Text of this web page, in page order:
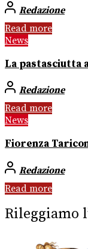
Redazione
Read more
News
La pastasciutta
Redazione
Read more
News
Fiorenza
Redazione
Read more
Rileggiamo